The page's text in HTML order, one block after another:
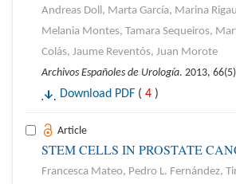
Andreas Doll, Marta García, Marina
Melania Montes, Tamara Sequeiros,
Colás, Jaume Reventós, Juan Morote
Archivos Españoles de Urología. 2013,
Download PDF ( 4 )
Article
STEM CELLS IN PROSTATE
Francesca Mateo, Pedro L. Fernández,